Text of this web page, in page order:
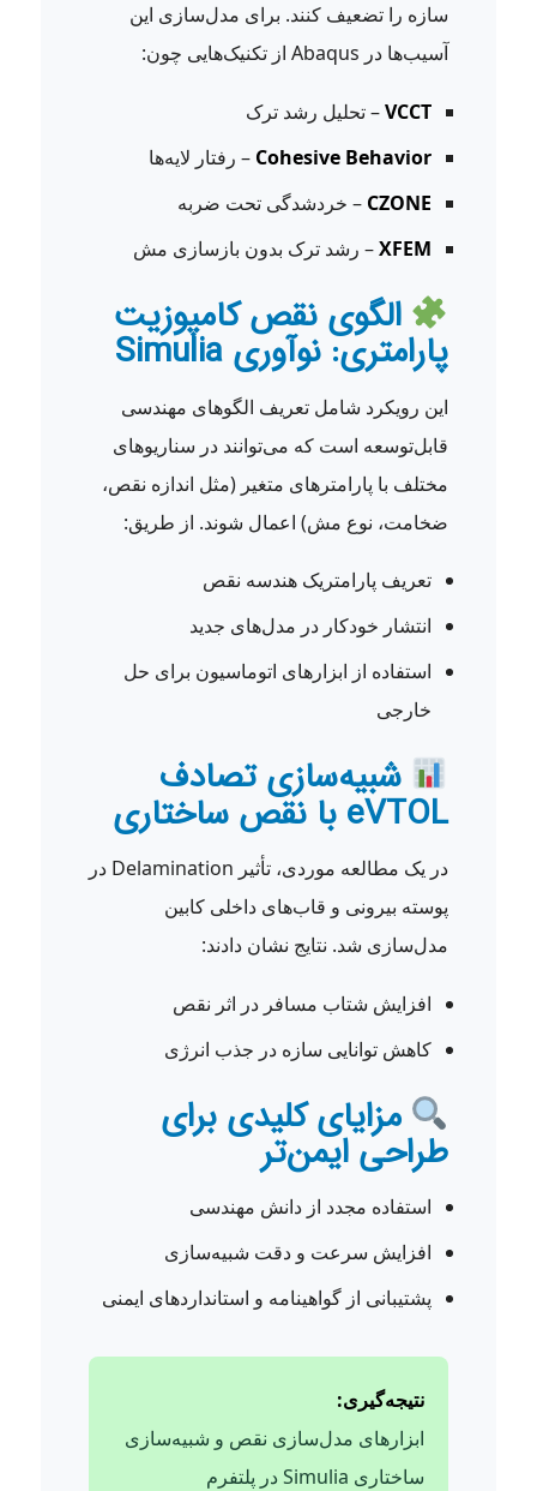
سازه را تضعیف کنند. برای مدل‌سازی این
آسیب‌ها در Abaqus از تکنیک‌هایی چون:
VCCT– تحلیل رشد ترک
Cohesive Behavior – رفتار لایه‌ها
CZONE – خردشدگی تحت ضربه
XFEM– رشد ترک بدون بازسازی مش
الگوی نقص کامپوزیت
پارامتری: نوآوری Simulia
این رویکرد شامل تعریف الگوهای مهندسی
قابل‌توسعه است که می‌توانند در سناریوهای
مختلف با پارامترهای متغیر (مثل اندازه نقص،
ضخامت، نوع مش) اعمال شوند. از طریق:
تعریف پارامتریک هندسه نقص
انتشار خودکار در مدل‌های جدید
استفاده از ابزارهای اتوماسیون برای حل
خارجی
شبیه‌سازی تصادف
eVTOL با نقص ساختاری
در یک مطالعه موردی، تأثیر Delamination در
پوسته بیرونی و قاب‌های داخلی کابین
مدل‌سازی شد. نتایج نشان دادند:
افزایش شتاب مسافر در اثر نقص
کاهش توانایی سازه در جذب انرژی
مزایای کلیدی برای
طراحی ایمن‌تر
استفاده مجدد از دانش مهندسی
افزایش سرعت و دقت شبیه‌سازی
پشتیبانی از گواهینامه و استانداردهای ایمنی
نتیجه‌گیری:
ابزارهای مدل‌سازی نقص و شبیه‌سازی
ساختاری Simulia در پلتفرم